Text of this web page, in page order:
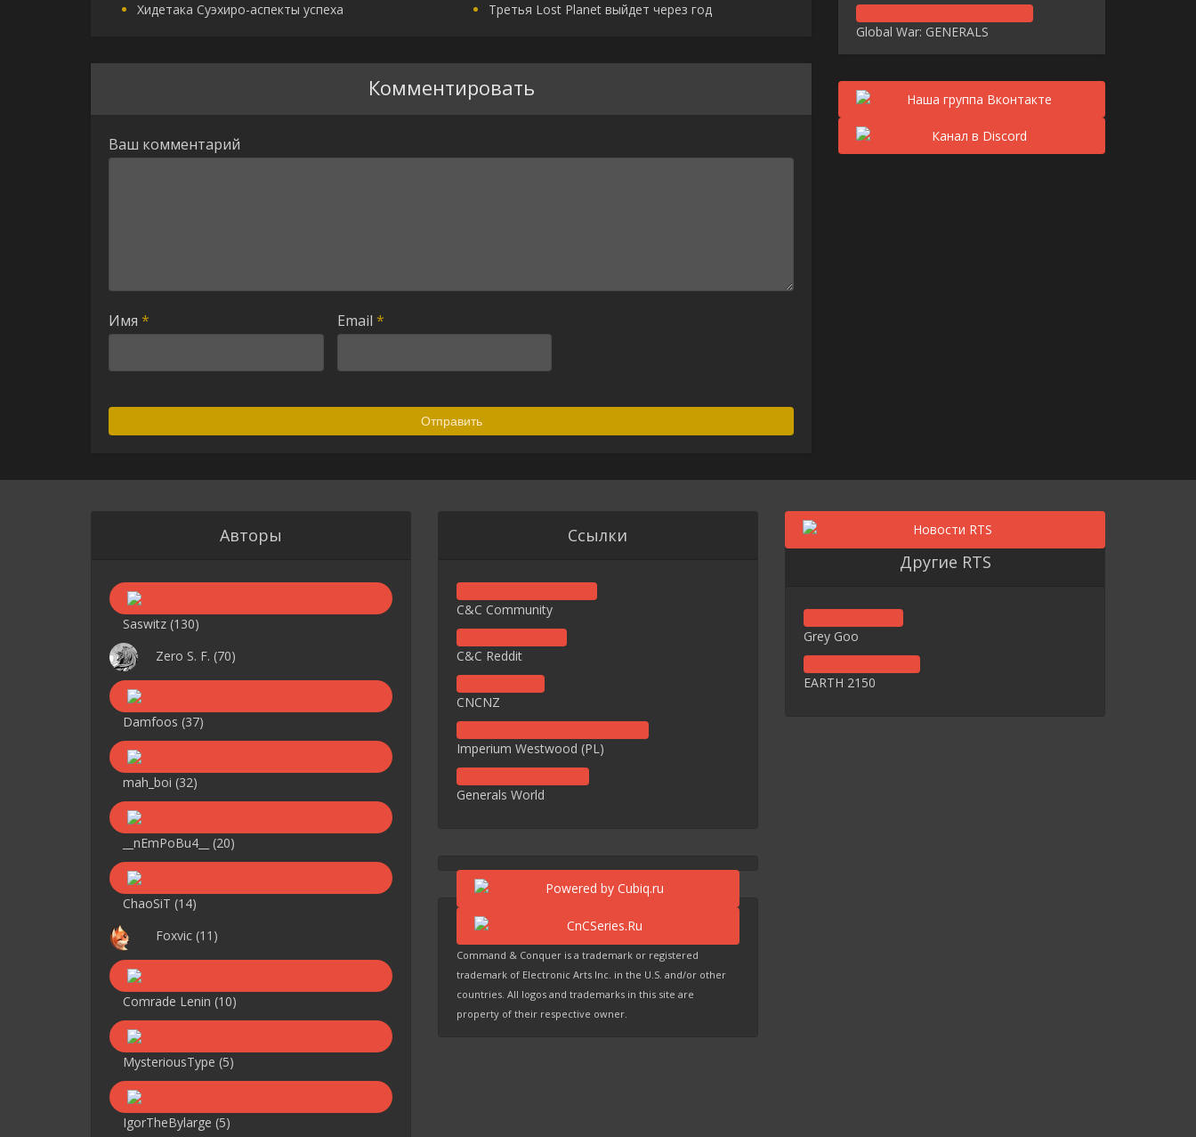
Хидетака Суэхиро-аспекты успеха
Третья Lost Planet выйдет через год
Комментировать
Ваш комментарий
Имя * Email *
Global War: GENERALS
Авторы
Saswitz (130)
Zero S. F. (70)
Damfoos (37)
mah_boi (32)
__nEmPoBu4__ (20)
ChaoSiT (14)
Foxvic (11)
Comrade Lenin (10)
MysteriousType (5)
IgorTheBylarge (5)
Ссылки
C&C Community
C&C Reddit
CNCNZ
Imperium Westwood (PL)
Generals World
Command & Conquer is a trademark or registered
trademark of Electronic Arts Inc. in the U.S. and/or other
countries. All logos and trademarks in this site are
property of their respective owner.
Другие RTS
Grey Goo
EARTH 2150